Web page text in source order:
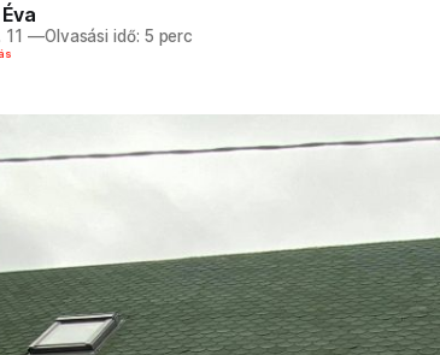
—Olvasási idő: 5 perc